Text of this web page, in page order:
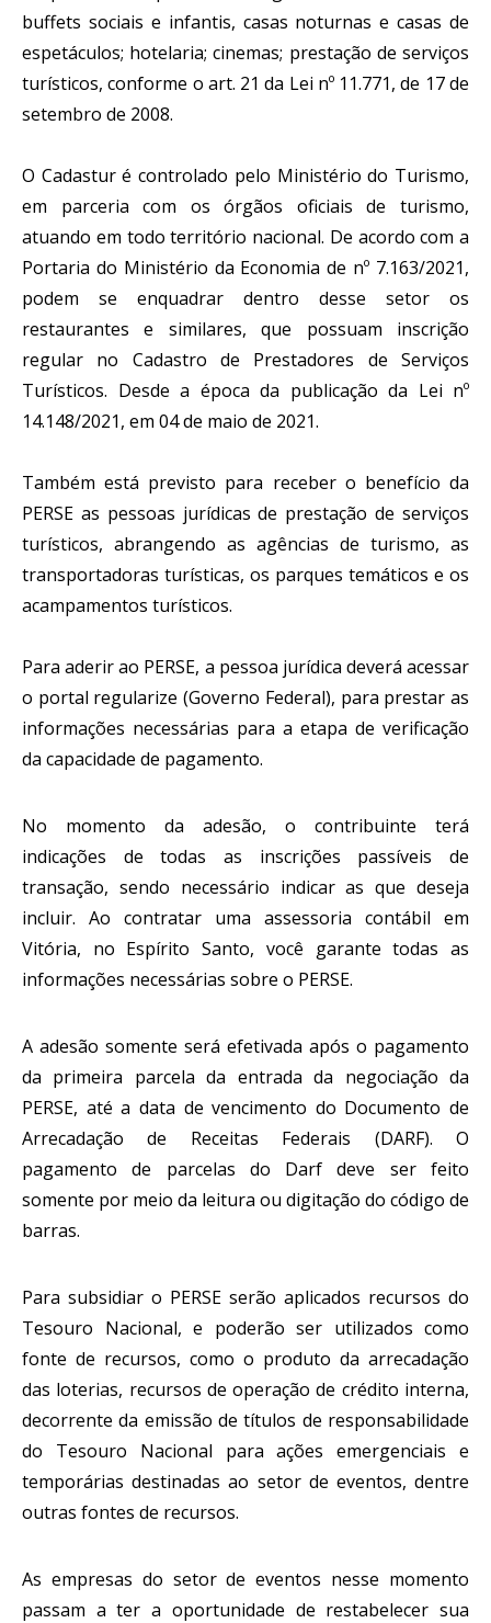
buffets sociais e infantis, casas noturnas e casas de
espetáculos; hotelaria; cinemas; prestação de serviços
turísticos, conforme o art. 21 da Lei nº 11.771, de 17 de
setembro de 2008.
O Cadastur é controlado pelo Ministério do Turismo,
em parceria com os órgãos oficiais de turismo,
atuando em todo território nacional. De acordo com a
Portaria do Ministério da Economia de nº 7.163/2021,
podem se enquadrar dentro desse setor os
restaurantes e similares, que possuam inscrição
regular no Cadastro de Prestadores de Serviços
Turísticos. Desde a época da publicação da Lei nº
14.148/2021, em 04 de maio de 2021.
Também está previsto para receber o benefício da
PERSE as pessoas jurídicas de prestação de serviços
turísticos, abrangendo as agências de turismo, as
transportadoras turísticas, os parques temáticos e os
acampamentos turísticos.
Para aderir ao PERSE, a pessoa jurídica deverá acessar
o portal regularize (Governo Federal), para prestar as
informações necessárias para a etapa de verificação
da capacidade de pagamento.
No momento da adesão, o contribuinte terá
indicações de todas as inscrições passíveis de
transação, sendo necessário indicar as que deseja
incluir. Ao contratar uma assessoria contábil em
Vitória, no Espírito Santo, você garante todas as
informações necessárias sobre o PERSE.
A adesão somente será efetivada após o pagamento
da primeira parcela da entrada da negociação da
PERSE, até a data de vencimento do Documento de
Arrecadação de Receitas Federais (DARF). O
pagamento de parcelas do Darf deve ser feito
somente por meio da leitura ou digitação do código de
barras.
Para subsidiar o PERSE serão aplicados recursos do
Tesouro Nacional, e poderão ser utilizados como
fonte de recursos, como o produto da arrecadação
das loterias, recursos de operação de crédito interna,
decorrente da emissão de títulos de responsabilidade
do Tesouro Nacional para ações emergenciais e
temporárias destinadas ao setor de eventos, dentre
outras fontes de recursos.
As empresas do setor de eventos nesse momento
passam a ter a oportunidade de restabelecer sua